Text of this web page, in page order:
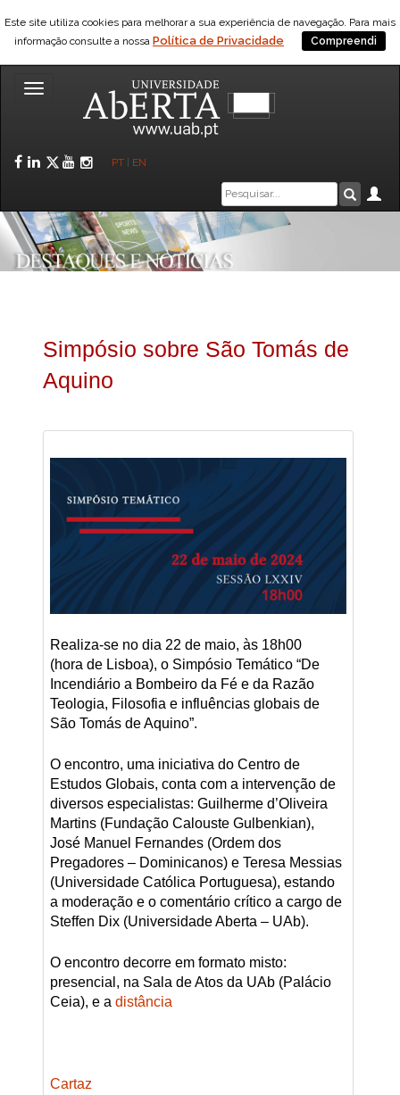
Este site utiliza cookies para melhorar a sua experiência de navegação. Para mais
informação consulte a nossa Política de Privacidade Compreendi
Toggle
Facebook
LinkedIn
Twitter
YouTube
Instagram
PT EN
Caixa
de
pesquisa
Simpósio sobre São Tomás de
Aquino
Realiza-se no dia 22 de maio, às 18h00
(hora de Lisboa), o Simpósio Temático “De
Incendiário a Bombeiro da Fé e da Razão
Teologia, Filosofia e influências globais de
São Tomás de Aquino”.
O encontro, uma iniciativa do Centro de
Estudos Globais, conta com a intervenção de
diversos especialistas: Guilherme d’Oliveira
Martins (Fundação Calouste Gulbenkian),
José Manuel Fernandes (Ordem dos
Pregadores – Dominicanos) e Teresa Messias
(Universidade Católica Portuguesa), estando
a moderação e o comentário crítico a cargo de
Steffen Dix (Universidade Aberta – UAb).
O encontro decorre em formato misto:
presencial, na Sala de Atos da UAb (Palácio
Ceia), e a distância
Cartaz